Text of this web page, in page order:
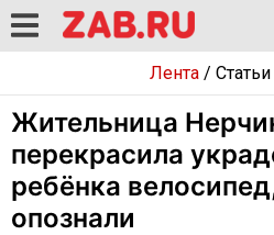
Лента/ Статьи
Жительница
перекрасила
ребёнка
опознали